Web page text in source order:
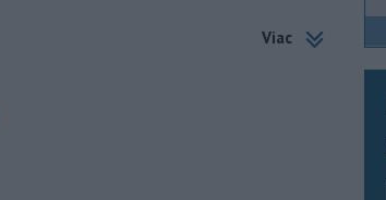
bratislavskej rafinérii Slovnaft je
Viac